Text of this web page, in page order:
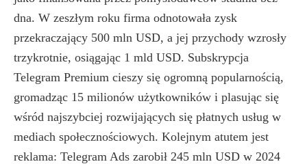
dna. W zeszłym roku firma odnotowała zysk
przekraczający 500 mln USD, a jej przychody wzrosły
trzykrotnie, osiągając 1 mld USD. Subskrypcja
Telegram Premium cieszy się ogromną popularnością,
gromadząc 15 milionów użytkowników i plasując się
wśród najszybciej rozwijających się płatnych usług w
mediach społecznościowych. Kolejnym atutem jest
reklama: Telegram Ads zarobił 245 mln USD w 2024